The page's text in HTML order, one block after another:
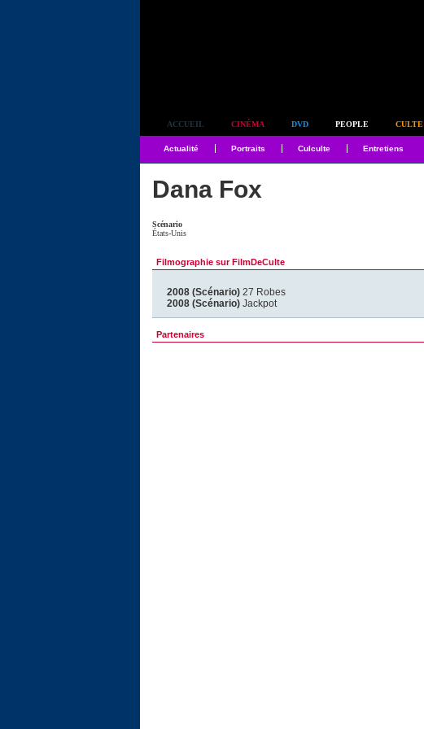
ACCUEIL CINÉMA DVD PEOPLE CULTE
Actualité Portraits Culculte Entretiens
Dana Fox
Scénario
États-Unis
Filmographie sur FilmDeCulte
2008 (Scénario) 27 Robes
2008 (Scénario) Jackpot
Partenaires